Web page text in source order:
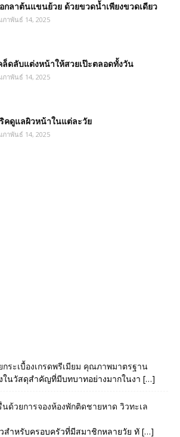
กลาต้นแขนย้วย ด้วยขวดน้ำเพียงขวดเดียว
ภาพันธ์ 14, 2025
ล็ดลับแต่งหน้าให้สวยเป๊ะตลอดทั้งวัน
ภาพันธ์ 14, 2025
คดูแลผิวหน้าในแต่ละวัย
ภาพันธ์ 14, 2025
ระเบื้องเกรดพรีเมียม คุณภาพมาตรฐาน
ในวัสดุสำคัญที่มีบทบาทอย่างมากในงา […]
ด้วยการจองห้องพักติดชายหาด วิวทะเล
สำหรับครอบครัวที่มีสมาชิกหลายวัย ทั […]